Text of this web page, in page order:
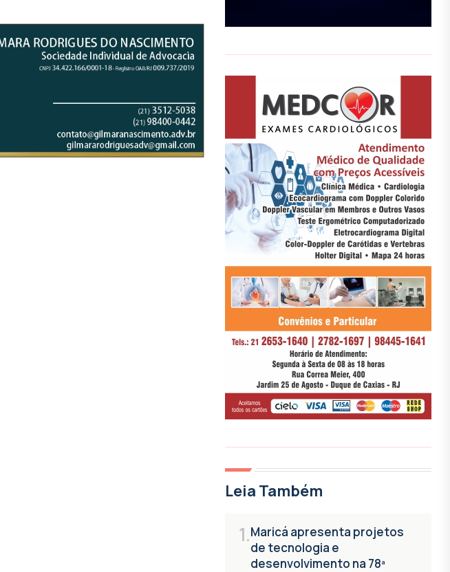
Leia Também
1.Maricá apresenta projetos
de tecnologia e
desenvolvimento na 78ª